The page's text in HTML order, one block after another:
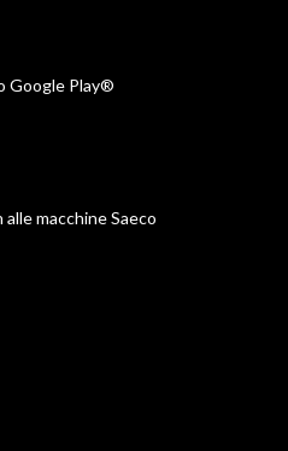
Google Play®
macchine Saeco